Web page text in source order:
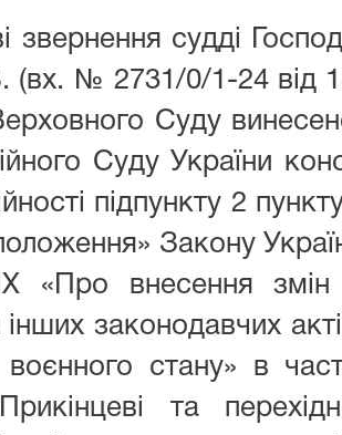
звернення судді
(вх. № 2731/0/1-24 від
Суду
Суду України
підпункту 2
Закону
«Про внесення змін
інших законодавчих
воєнного стану» в
та